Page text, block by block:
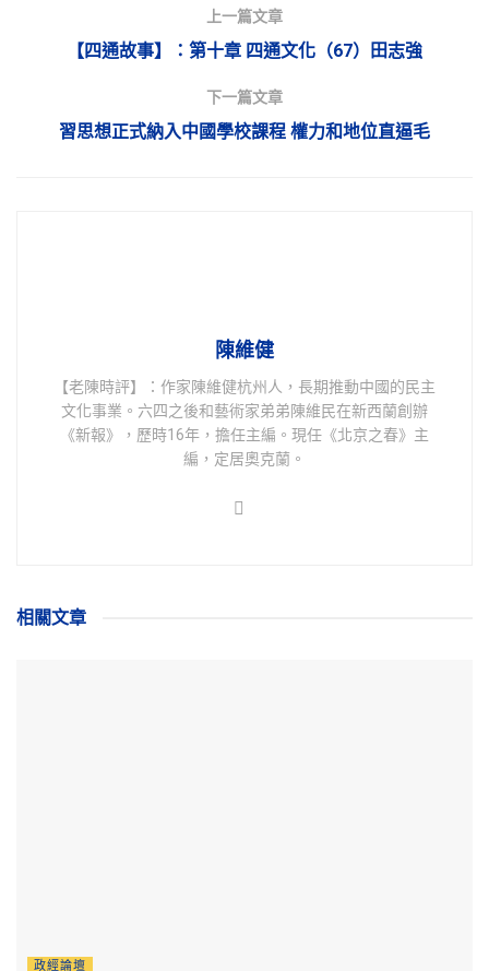
上一篇文章
【四通故事】：第十章 四通文化（67）田志強
下一篇文章
習思想正式納入中國學校課程 權力和地位直逼毛
陳維健
【老陳時評】：作家陳維健杭州人，長期推動中國的民主
文化事業。六四之後和藝術家弟弟陳維民在新西蘭創辦
《新報》，歷時16年，擔任主編。現任《北京之春》主
編，定居奧克蘭。
相關文章
政經論壇